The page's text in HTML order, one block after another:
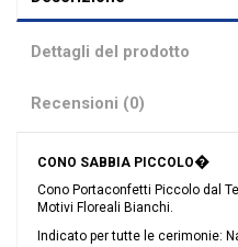
Dettagli del prodotto
Recensioni (0)
CONO SABBIA PICCOLO�
Cono Portaconfetti Piccolo dal
Motivi Floreali Bianchi.
Indicato per tutte le cerimonie: